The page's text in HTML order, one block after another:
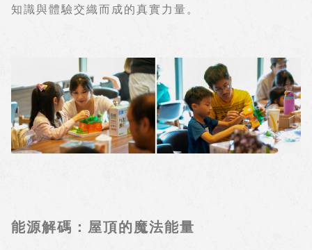
知識與體驗交織而成的真實力量。
能源解碼：屋頂的魔法能量